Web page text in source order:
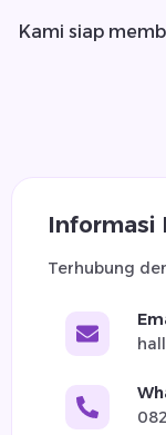
Kami siap
Informasi
Terhubung